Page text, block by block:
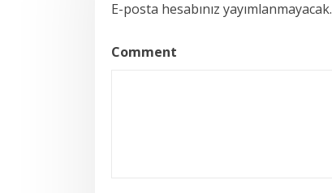
E-posta hesabınız yayımlanmayacak.
Comment